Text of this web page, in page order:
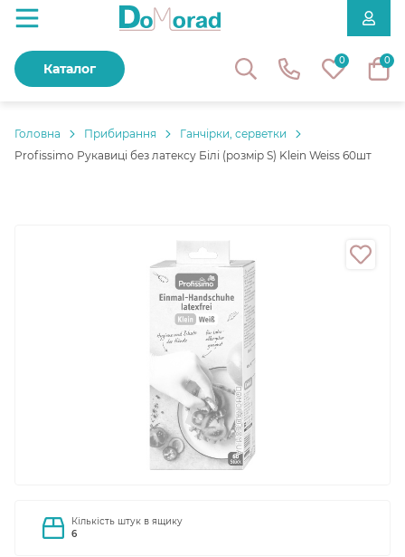
0 0
Каталог
Головнa Прибирання
Ганчірки, серветки
Profissimo Рукавиці без латексу Білі (розмір S) Klein Weiss 60шт
Кількість штук в ящику
6